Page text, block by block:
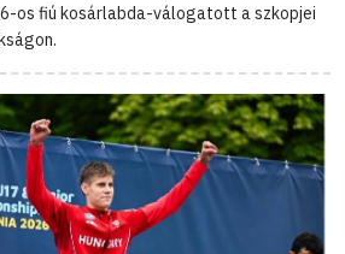
os fiú kosárlabda-válogatott a szkopjei